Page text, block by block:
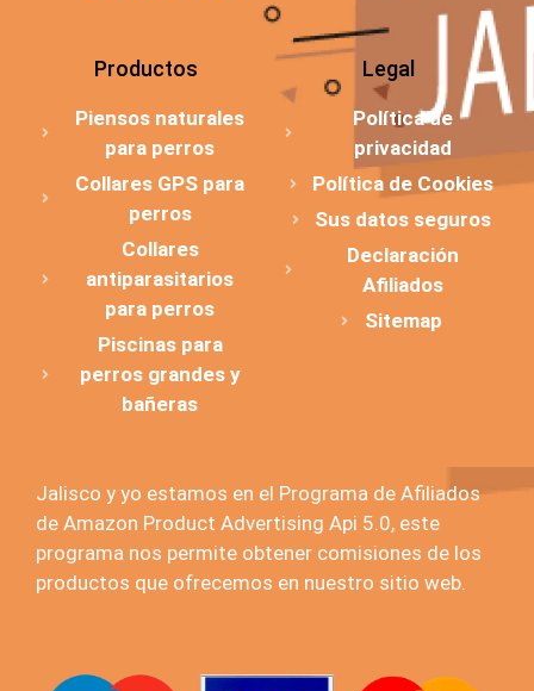
Productos
Piensos naturales
para perros
Collares GPS para
perros
Collares
antiparasitarios
para perros
Piscinas para
perros grandes y
bañeras
Legal
Política de
privacidad
Política de Cookies
Sus datos seguros
Declaración
Afiliados
Sitemap
Jalisco y yo estamos en el Programa de Afiliados
de Amazon Product Advertising Api 5.0, este
programa nos permite obtener comisiones de los
productos que ofrecemos en nuestro sitio web.